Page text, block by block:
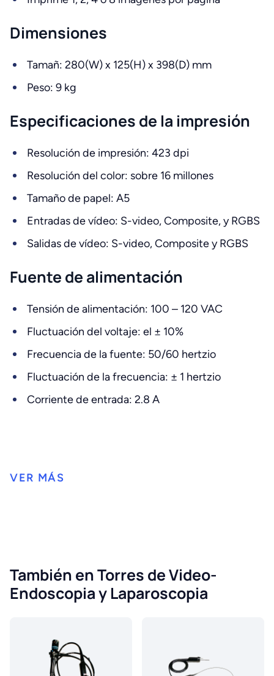
Dimensiones
Tamañ: 280(W) x 125(H) x 398(D) mm
Peso: 9 kg
Especificaciones de la impresión
Resolución de impresión: 423 dpi
Resolución del color: sobre 16 millones
Tamaño de papel: A5
Entradas de vídeo: S-video, Composite, y RGBS
Salidas de vídeo: S-video, Composite y RGBS
Fuente de alimentación
Tensión de alimentación: 100 – 120 VAC
Fluctuación del voltaje: el ± 10%
Frecuencia de la fuente: 50/60 hertzio
Fluctuación de la frecuencia: ± 1 hertzio
Corriente de entrada: 2.8 A
También en Torres de Video-
Endoscopia y Laparoscopia